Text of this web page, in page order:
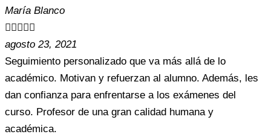
María Blanco

agosto 23, 2021
Seguimiento personalizado que va más allá de lo
académico. Motivan y refuerzan al alumno. Además, les
dan confianza para enfrentarse a los exámenes del
curso. Profesor de una gran calidad humana y
académica.